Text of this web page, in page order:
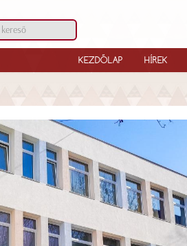
KEZDŐLAP HÍREK